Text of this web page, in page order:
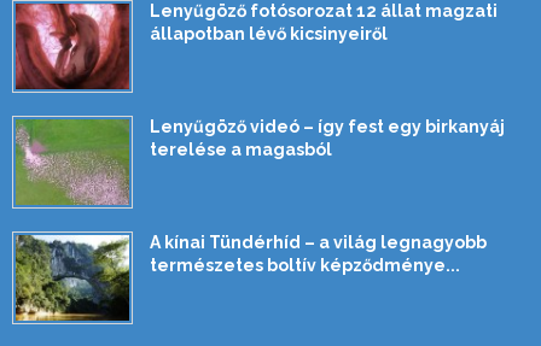
Lenyűgöző fotósorozat 12 állat magzati
állapotban lévő kicsinyeiről
Lenyűgöző videó – így fest egy birkanyáj
terelése a magasból
A kínai Tündérhíd – a világ legnagyobb
természetes boltív képződménye...